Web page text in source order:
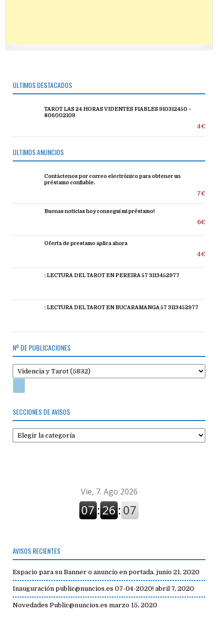
ÚLTIMOS DESTACADOS
TAROT LAS 24 HORAS VIDENTES FIABLES 910312450 –
806002109
4€
ÚLTIMOS ANUNCIOS
Contáctenos por correo electrónico para obtener un
préstamo confiable.
7€
Buenas noticias hoy conseguí mi préstamo!
6€
Oferta de prestamo aplica ahora
4€
: LECTURA DEL TAROT EN PEREIRA 57 3113452977
: LECTURA DEL TAROT EN BUCARAMANGA 57 3113452977
Nº DE PUBLICACIONES
SECCIONES DE AVISOS
Secciones
de
AVISOS RECIENTES
Espacio para su Banner o anuncio en portada. junio 21, 2020
Inauguración public@nuncios.es 07-04-2020! abril 7, 2020
Novedades Public@nuncios.es marzo 15, 2020